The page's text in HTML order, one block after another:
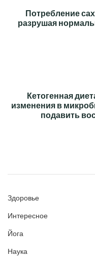
Потребление
разрушая
Кетогенная
изменения в
подавить
Здоровье
Интересное
Йога
Наука